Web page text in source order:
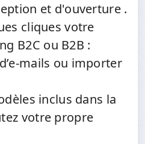
et d'ouverture .
cliques votre
B2C ou B2B :
mails ou importer
inclus dans la
votre propre